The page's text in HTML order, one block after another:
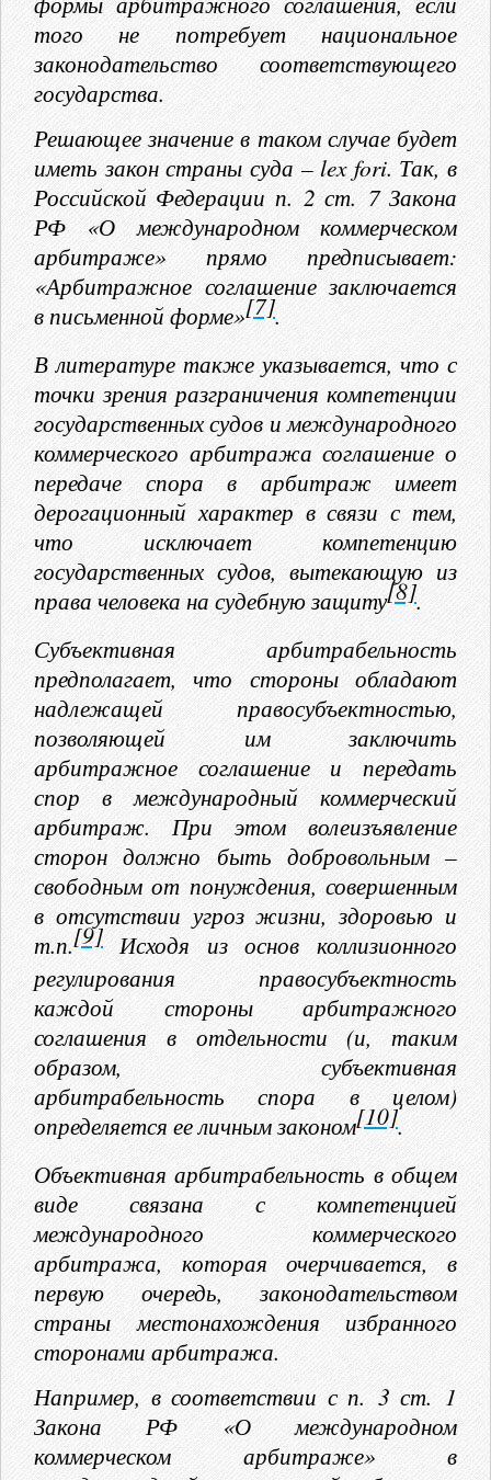
того не потребует национальное
законодательство соответствующего
государства.
Решающее значение в таком случае будет
иметь закон страны суда – lex fori. Так, в
Российской Федерации п. 2 ст. 7 Закона
РФ «О международном коммерческом
арбитраже» прямо предписывает:
«Арбитражное соглашение заключается
в письменной форме»[7].
В литературе также указывается, что с
точки зрения разграничения компетенции
государственных судов и международного
коммерческого арбитража соглашение о
передаче спора в арбитраж имеет
дерогационный характер в связи с тем,
что исключает компетенцию
государственных судов, вытекающую из
права человека на судебную защиту[8].
Субъективная арбитрабельность
предполагает, что стороны обладают
надлежащей правосубъектностью,
позволяющей им заключить
арбитражное соглашение и передать
спор в международный коммерческий
арбитраж. При этом волеизъявление
сторон должно быть добровольным –
свободным от понуждения, совершенным
в отсутствии угроз жизни, здоровью и
т.п.[9] Исходя из основ коллизионного
регулирования правосубъектность
каждой стороны арбитражного
соглашения в отдельности (и, таким
образом, субъективная
арбитрабельность спора в целом)
определяется ее личным законом[10].
Объективная арбитрабельность в общем
виде связана с компетенцией
международного коммерческого
арбитража, которая очерчивается, в
первую очередь, законодательством
страны местонахождения избранного
сторонами арбитража.
Например, в соответствии с п. 3 ст. 1
Закона РФ «О международном
коммерческом арбитраже» в